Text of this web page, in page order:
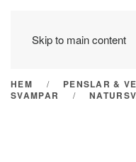
Skip to main content
HEM PENSLAR &
SVAMPAR